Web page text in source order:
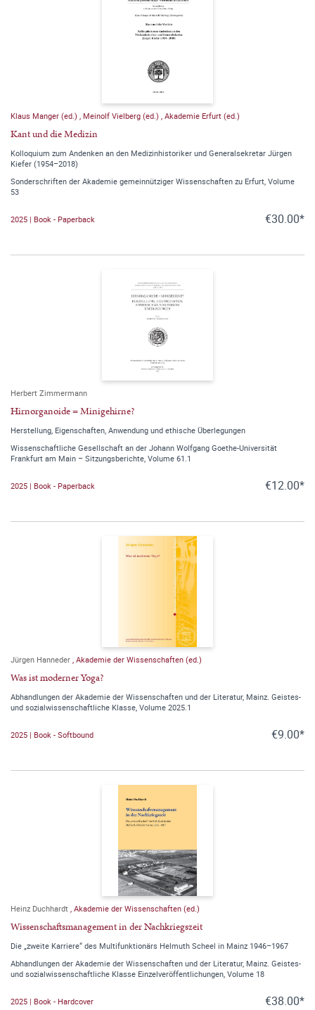
Klaus Manger (ed.) , Meinolf Vielberg (ed.) , Akademie Erfurt (ed.)
Kant und die Medizin
Kolloquium zum Andenken an den Medizinhistoriker und Generalsekretar Jürgen
Kiefer (1954–2018)
Sonderschriften der Akademie gemeinnütziger Wissenschaften zu Erfurt, Volume
53
2025 | Book - Paperback €30.00*
Herbert Zimmermann
Hirnorganoide = Minigehirne?
Herstellung, Eigenschaften, Anwendung und ethische Überlegungen
Wissenschaftliche Gesellschaft an der Johann Wolfgang Goethe-Universität
Frankfurt am Main – Sitzungsberichte, Volume 61.1
2025 | Book - Paperback €12.00*
Jürgen Hanneder , Akademie der Wissenschaften (ed.)
Was ist moderner Yoga?
Abhandlungen der Akademie der Wissenschaften und der Literatur, Mainz. Geistes-
und sozialwissenschaftliche Klasse, Volume 2025.1
2025 | Book - Softbound €9.00*
Heinz Duchhardt , Akademie der Wissenschaften (ed.)
Wissenschaftsmanagement in der Nachkriegszeit
Die „zweite Karriere“ des Multifunktionärs Helmuth Scheel in Mainz 1946–1967
Abhandlungen der Akademie der Wissenschaften und der Literatur, Mainz. Geistes-
und sozialwissenschaftliche Klasse Einzelveröffentlichungen, Volume 18
2025 | Book - Hardcover €38.00*